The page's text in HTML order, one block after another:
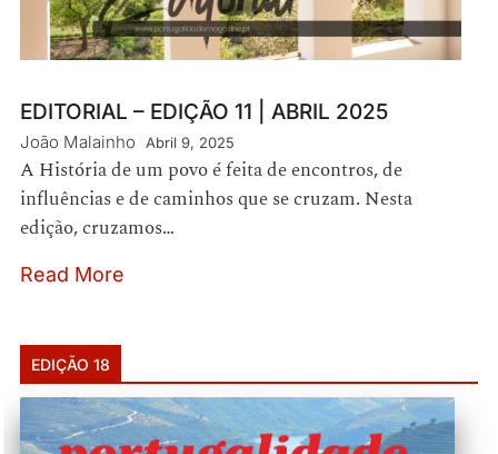
EDITORIAL – EDIÇÃO 11 | ABRIL 2025
João Malainho Abril 9, 2025
A História de um povo é feita de encontros, de
influências e de caminhos que se cruzam. Nesta
edição, cruzamos…
Read More
EDIÇÃO 18